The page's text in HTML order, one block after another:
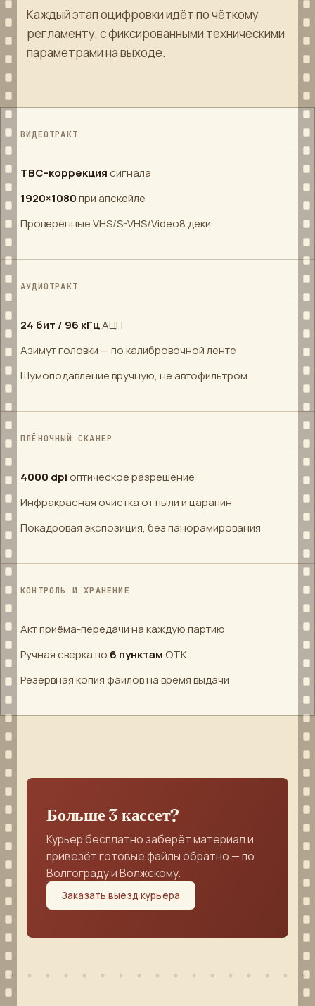
Каждый этап оцифровки идёт по чёткому
регламенту, с фиксированными техническими
параметрами на выходе.
ВИДЕОТРАКТ
TBC-коррекциясигнала
1920×1080при апскейле
Проверенные VHS/S-VHS/Video8 деки
АУДИОТРАКТ
24 бит / 96 кГцАЦП
Азимут головки — по калибровочной ленте
Шумоподавление вручную, не автофильтром
ПЛЁНОЧНЫЙ СКАНЕР
4000 dpi оптическое разрешение
Инфракрасная очистка от пыли и царапин
Покадровая экспозиция, без панорамирования
КОНТРОЛЬ И ХРАНЕНИЕ
Акт приёма-передачи на каждую партию
Ручная сверка по 6 пунктам ОТК
Резервная копия файлов на время выдачи
Больше 3 кассет?
Курьер бесплатно заберёт материал и
привезёт готовые файлы обратно — по
Волгограду и Волжскому.
Заказать выезд курьера